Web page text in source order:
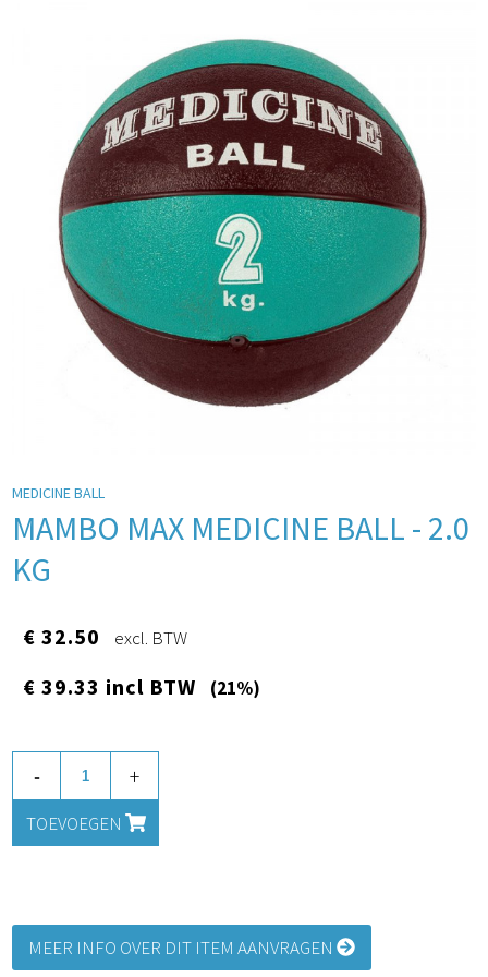
MEDICINE BALL
MAMBO MAX MEDICINE BALL - 2.0
KG
€ 32.50 excl. BTW
€ 39.33 incl BTW (21%)
- +
TOEVOEGEN
MEER INFO OVER DIT ITEM AANVRAGEN